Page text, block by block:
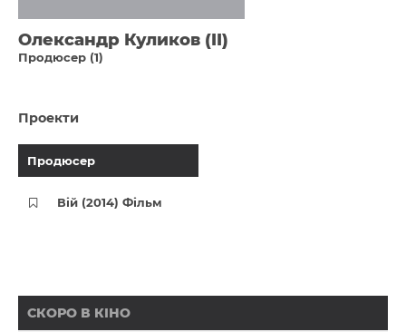
Олександр Куликов (II)
Продюсер (1)
Проекти
Продюсер
Вій (2014) Фільм
СКОРО В КІНО